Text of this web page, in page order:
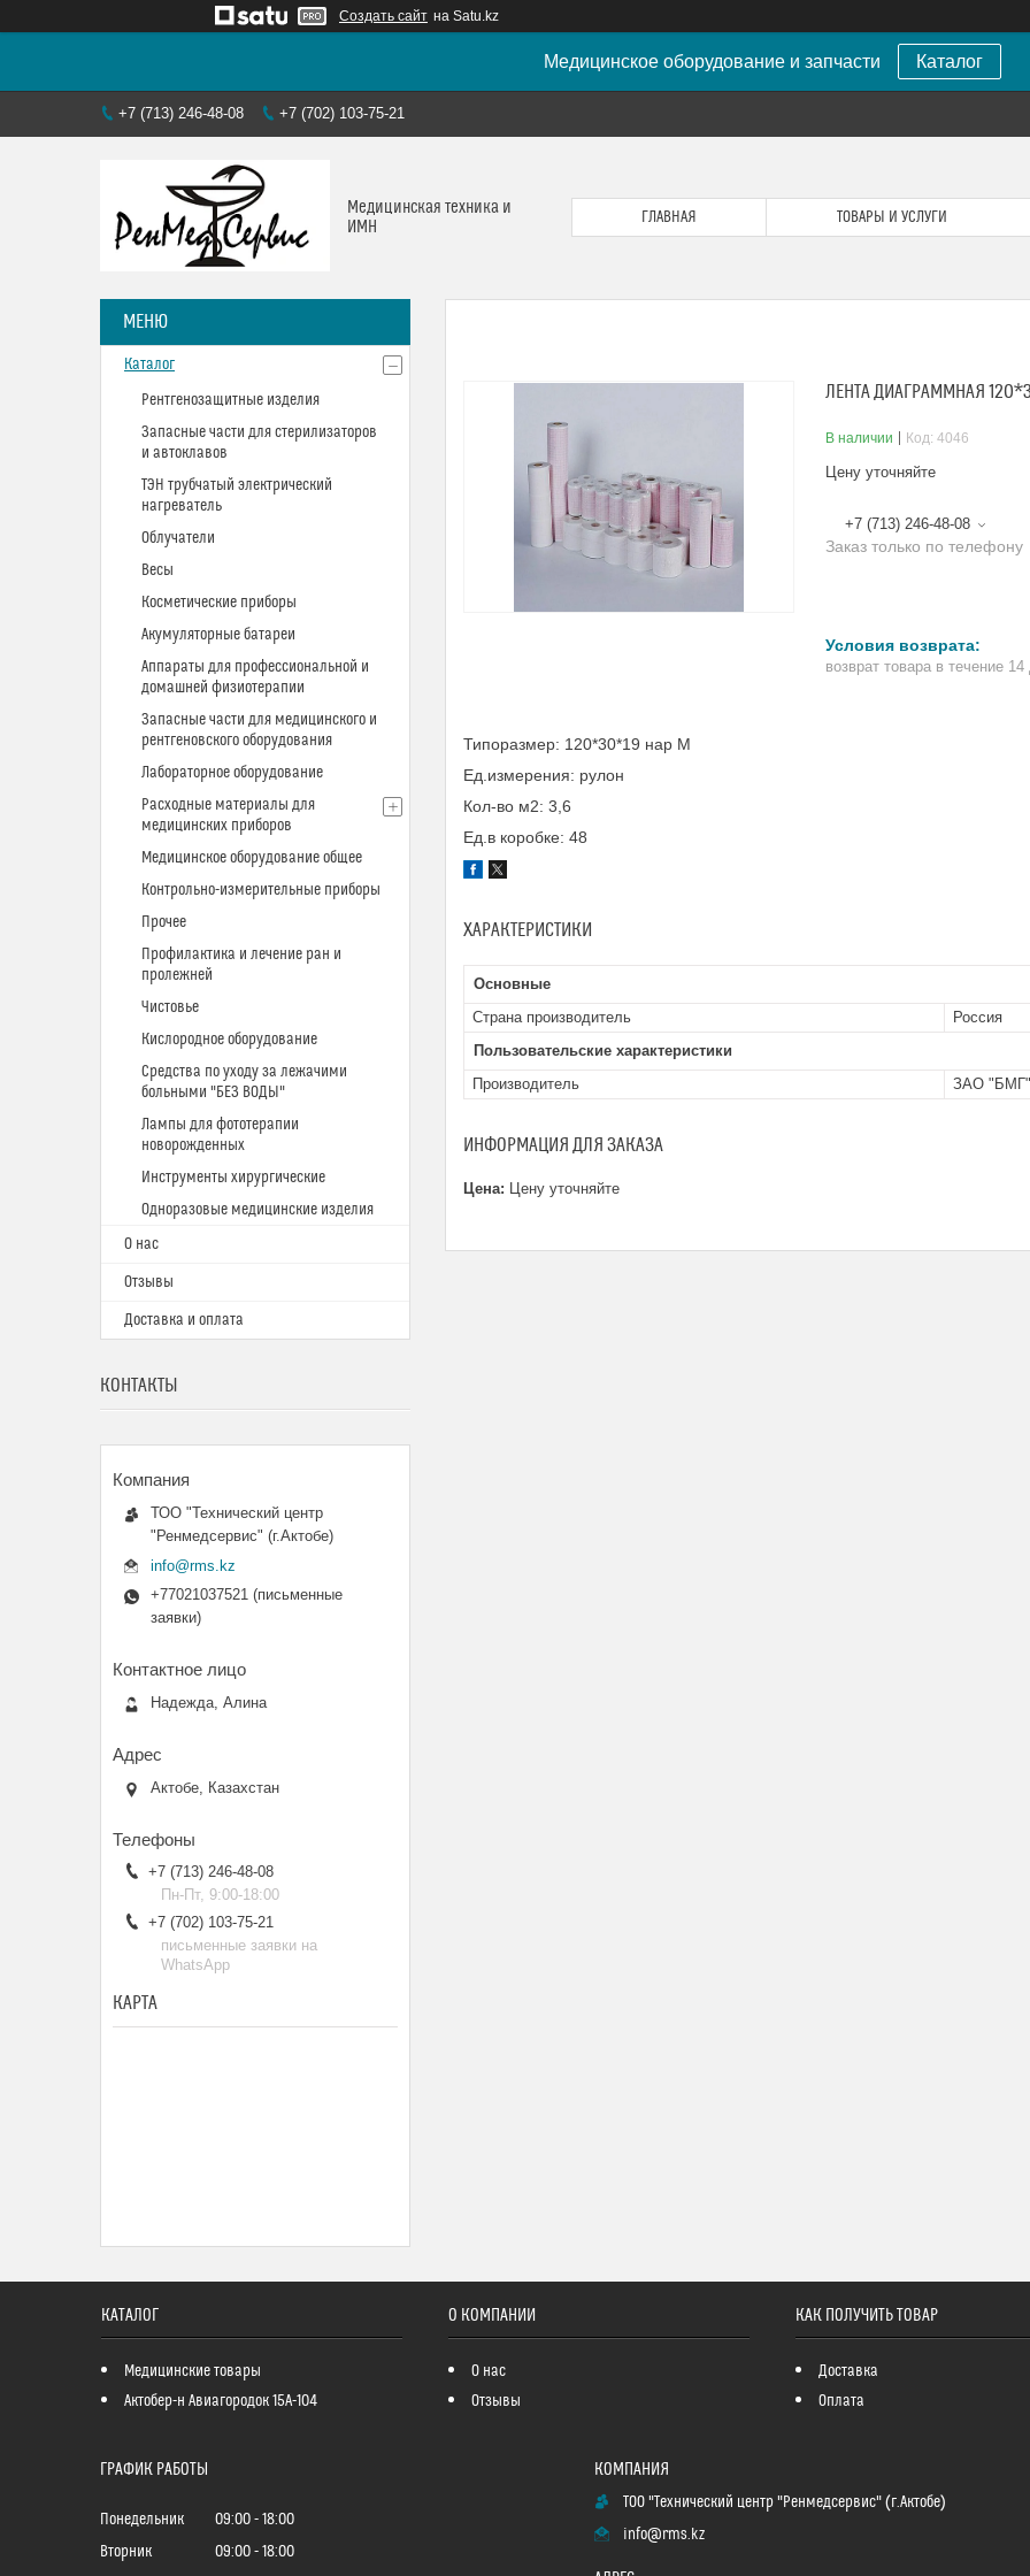
Создать сайт на Satu.kz
Медицинское оборудование и запчасти Каталог
+7 (713) 246-48-08 +7 (702) 103-75-21
Медицинская техника и
ИМН
ГЛАВНАЯ ТОВАРЫ И УСЛУГИ
ЛЕНТА ДИАГРАММНАЯ
В наличии Код: 4046
Цену уточняйте
+7 (713) 246-48-08
Заказ только по телефону
возврат товара в течение
Типоразмер: 120*30*19 нар М
Ед.измерения: рулон
Кол-во м2: 3,6
Ед.в коробке: 48
ХАРАКТЕРИСТИКИ
Основные
Страна производитель
Россия
Пользовательские характеристики
Производитель
ЗАО "БМГ"
ИНФОРМАЦИЯ ДЛЯ ЗАКАЗА
Цена: Цену уточняйте
Каталог
Рентгенозащитные изделия
Запасные части для стерилизаторов
и автоклавов
ТЭН трубчатый электрический
нагреватель
Облучатели
Весы
Косметические приборы
Акумуляторные батареи
Аппараты для профессиональной и
домашней физиотерапии
Запасные части для медицинского и
рентгеновского оборудования
Лабораторное оборудование
Расходные материалы для
медицинских приборов
Медицинское оборудование общее
Контрольно-измерительные приборы
Прочее
Профилактика и лечение ран и
пролежней
Чистовье
Кислородное оборудование
Средства по уходу за лежачими
больными "БЕЗ ВОДЫ"
Лампы для фототерапии
новорожденных
Инструменты хирургические
Одноразовые медицинские изделия
О нас
Отзывы
Доставка и оплата
КОНТАКТЫ
ТОО "Технический центр
"Ренмедсервис" (г.Актобе)
info@rms.kz
+77021037521 (письменные
заявки)
Надежда, Алина
Актобе, Казахстан
+7 (713) 246-48-08
Пн-Пт, 9:00-18:00
+7 (702) 103-75-21
письменные заявки на
WhatsApp
КАРТА
КАТАЛОГ
Медицинские товары
Актобер-н Авиагородок 15А-104
О КОМПАНИИ
О нас
Отзывы
КАК ПОЛУЧИТЬ ТОВАР
Доставка
Оплата
ГРАФИК РАБОТЫ
Понедельник 09:00
18:00
Вторник
09:00
18:00
ТОО "Технический центр "Ренмедсервис" (г.Актобе)
info@rms.kz